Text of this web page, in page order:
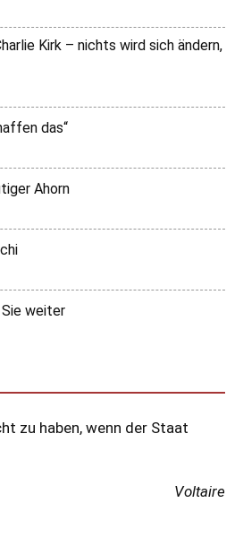
Kirk – nichts wird sich ändern,
das“
Ahorn
weiter
zu haben, wenn der Staat
Voltaire